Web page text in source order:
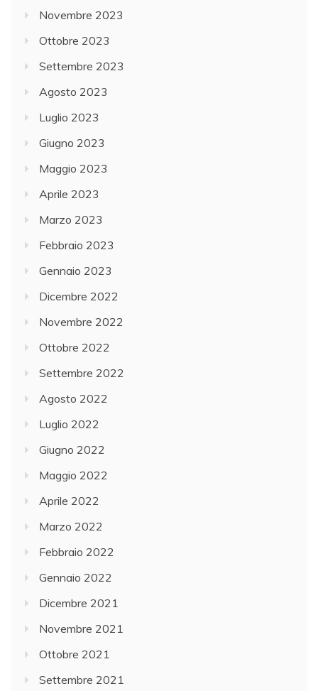
Novembre 2023
Ottobre 2023
Settembre 2023
Agosto 2023
Luglio 2023
Giugno 2023
Maggio 2023
Aprile 2023
Marzo 2023
Febbraio 2023
Gennaio 2023
Dicembre 2022
Novembre 2022
Ottobre 2022
Settembre 2022
Agosto 2022
Luglio 2022
Giugno 2022
Maggio 2022
Aprile 2022
Marzo 2022
Febbraio 2022
Gennaio 2022
Dicembre 2021
Novembre 2021
Ottobre 2021
Settembre 2021